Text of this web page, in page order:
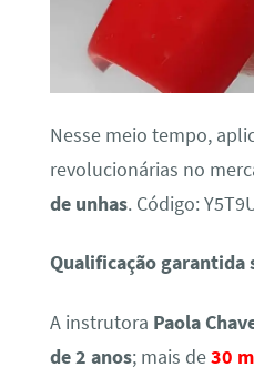
Nesse meio tempo,
revolucionárias no
de unhas. Código:
Qualificação
A instrutora Paola
de 2 anos; mais de30